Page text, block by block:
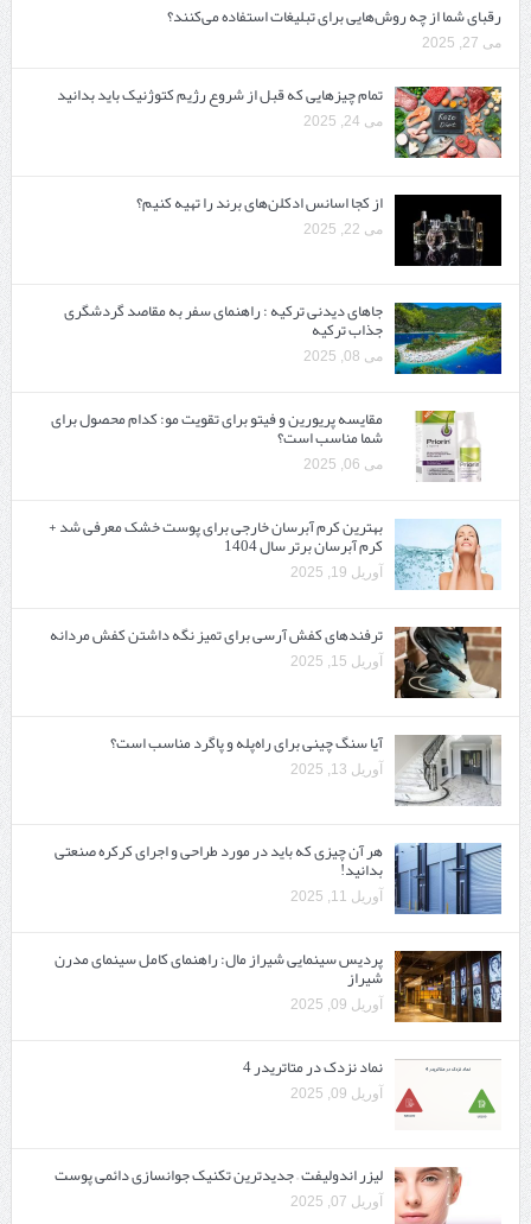
رقبای شما از چه روش‌هایی برای تبلیغات استفاده می‌کنند؟
می 27, 2025
تمام چیزهایی که قبل از شروع رژیم کتوژنیک باید بدانید‎
می 24, 2025
از کجا اسانس ادکلن‌های برند را تهیه کنیم؟
می 22, 2025
جاهای دیدنی ترکیه : راهنمای سفر به مقاصد گردشگری
جذاب ترکیه
می 08, 2025
مقایسه پریورین و فیتو برای تقویت مو: کدام محصول برای
شما مناسب است؟
می 06, 2025
بهترین کرم آبرسان خارجی برای پوست خشک معرفی شد +
کرم آبرسان برتر سال 1404
آوریل 19, 2025
ترفندهای کفش آرسی برای تمیز نگه داشتن کفش مردانه
آوریل 15, 2025
آیا سنگ چینی برای راه‌پله و پاگرد مناسب است؟
آوریل 13, 2025
هر آن چیزی که باید در مورد طراحی و اجرای کرکره صنعتی
بدانید!
آوریل 11, 2025
پردیس سینمایی شیراز مال: راهنمای کامل سینمای مدرن
شیراز
آوریل 09, 2025
نماد نزدک در متاتریدر 4
آوریل 09, 2025
لیزر اندولیفت – جدیدترین تکنیک جوانسازی دائمی پوست
آوریل 07, 2025